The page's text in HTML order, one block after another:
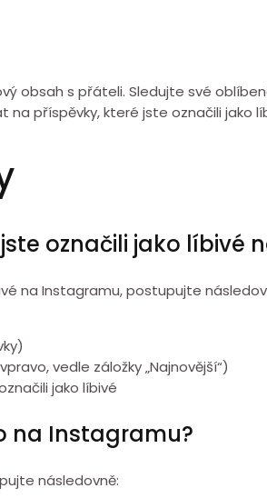
obsah s přáteli. Sledujte své
příspěvky, které jste označili jako
označili jako líbivé
na Instagramu, postupujte
vedle záložky „Najnovější“)
jako líbivé
na Instagramu?
následovně: